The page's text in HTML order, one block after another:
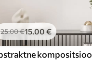
25.00€15.00 €